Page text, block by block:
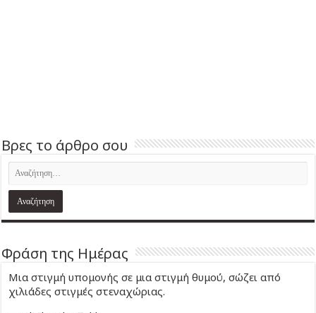
Βρες το άρθρο σου
Φράση της Ημέρας
Μια στιγμή υπομονής σε μια στιγμή θυμού, σώζει από
χιλιάδες στιγμές στεναχώριας.